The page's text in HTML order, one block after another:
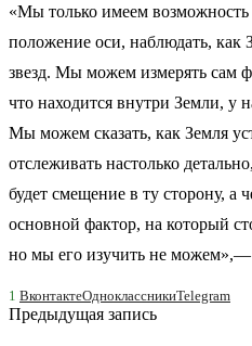
«Мы только имеем возможность
положение оси, наблюдать, как
звезд. Мы можем измерять сам
что находится внутри Земли, у
Мы можем сказать, как Земля
отслеживать настолько
будет смещение в ту сторону, а
основной фактор, на который
но мы его изучить не
1 ВконтактеОдноклассникиTelegram
Предыдущая запись